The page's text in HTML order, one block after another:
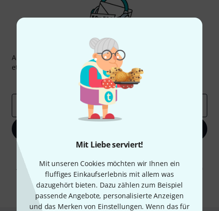
Mit Liebe serviert!
Mit unseren Cookies möchten wir Ihnen ein
fluffiges Einkaufserlebnis mit allem was
dazugehört bieten. Dazu zählen zum Beispiel
passende Angebote, personalisierte Anzeigen
und das Merken von Einstellungen. Wenn das für
Thomann Newsletter
Abonniere den Thomann Newsletter und gewinne mit
etwas Glück einen von50 Gutscheinenüber jeweils
Inspirierende Beiträge
Deals
Mit Klick auf „Jetzt anmelden“ stimmen Sie dem Erhalt von E-Mail-
Werbung und einer Messung des E-Mail-Nutzungsverhaltens zu. Die
Abmeldung ist jederzeit möglich. Weitere Informationen finden Sie in
unserenDatenschutzhinweisen.